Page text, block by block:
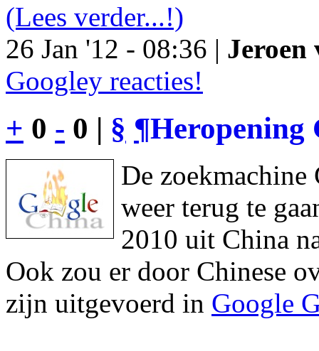
(Lees verder...!)
26 Jan '12 - 08:36 | Jeroen
Googley reacties!
+ 0 - 0 | § ¶Heropening
De
weer terug te
2010 uit China
Ook zou er door Chinese
zijn uitgevoerd in Google